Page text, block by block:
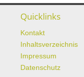
Quicklinks
Kontakt
Inhaltsverzeichnis
Impressum
Datenschutz